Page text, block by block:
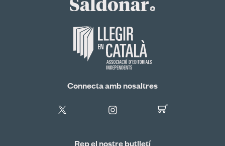
Connecta amb nosaltres
Rep el nostre butlletí